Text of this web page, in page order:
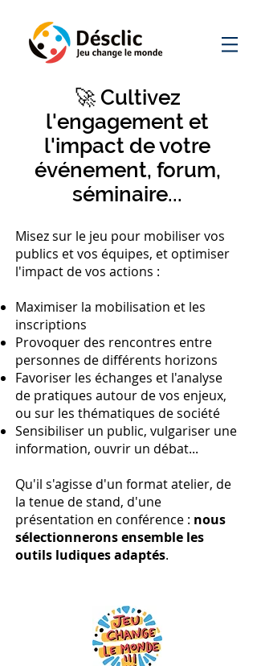
🚀 Cultivez
l'engagement et
l'impact de votre
événement, forum,
séminaire...
Misez sur le jeu pour mobiliser vos
publics et vos équipes, et optimiser
l'impact de vos actions :
Maximiser la mobilisation et les
inscriptions
Provoquer des rencontres entre
personnes de différents horizons
Favoriser les échanges et l'analyse
de pratiques autour de vos enjeux,
ou sur les thématiques de société
Sensibiliser un public, vulgariser une
information, ouvrir un débat...
Qu'il s'agisse d'un format atelier, de
la tenue de stand, d'une
présentation en conférence : nous
sélectionnerons ensemble les
outils ludiques adaptés.